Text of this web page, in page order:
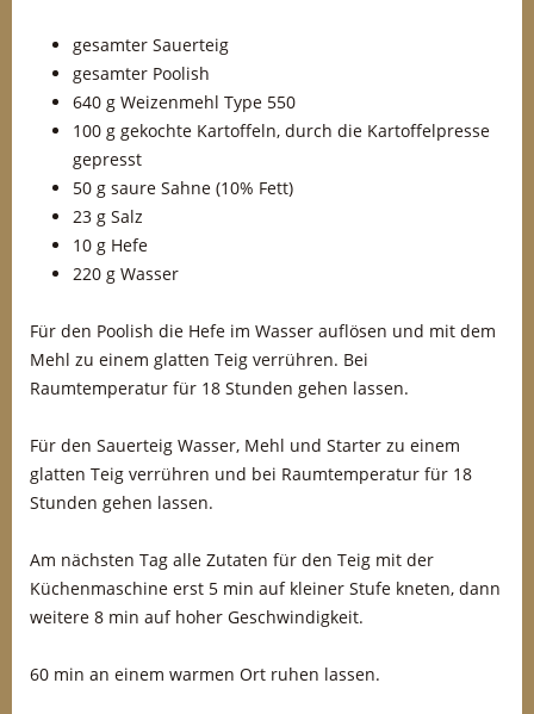
gesamter Sauerteig
gesamter Poolish
640 g Weizenmehl Type 550
100 g gekochte Kartoffeln, durch die Kartoffelpresse
gepresst
50 g saure Sahne (10% Fett)
23 g Salz
10 g Hefe
220 g Wasser
Für den Poolish die Hefe im Wasser auflösen und mit dem
Mehl zu einem glatten Teig verrühren. Bei
Raumtemperatur für 18 Stunden gehen lassen.
Für den Sauerteig Wasser, Mehl und Starter zu einem
glatten Teig verrühren und bei Raumtemperatur für 18
Stunden gehen lassen.
Am nächsten Tag alle Zutaten für den Teig mit der
Küchenmaschine erst 5 min auf kleiner Stufe kneten, dann
weitere 8 min auf hoher Geschwindigkeit.
60 min an einem warmen Ort ruhen lassen.